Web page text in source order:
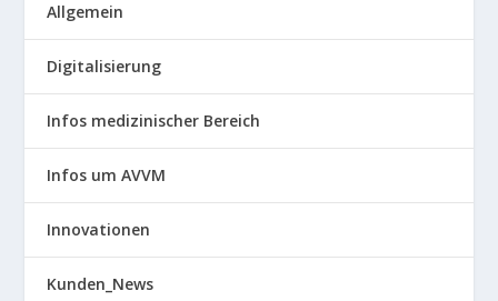
Allgemein
Digitalisierung
Infos medizinischer Bereich
Infos um AVVM
Innovationen
Kunden_News